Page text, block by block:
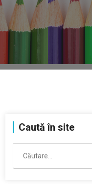
Caută în site
după: